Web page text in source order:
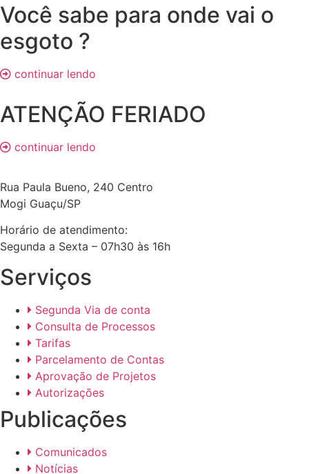
Você sabe para onde vai o
esgoto ?
continuar lendo
ATENÇÃO FERIADO
continuar lendo
Rua Paula Bueno, 240 Centro
Mogi Guaçu/SP
Horário de atendimento:
Segunda a Sexta – 07h30 às 16h
Serviços
Segunda Via de conta
Consulta de Processos
Tarifas
Parcelamento de Contas
Aprovação de Projetos
Autorizações
Publicações
Comunicados
Notícias